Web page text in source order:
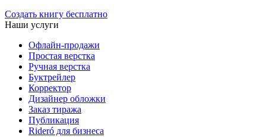
Создать книгу бесплатно
Наши услуги
Офлайн-продажи
Простая верстка
Ручная верстка
Буктрейлер
Корректор
Дизайнер обложки
Заказ тиража
Публикация
Rideró для бизнеса